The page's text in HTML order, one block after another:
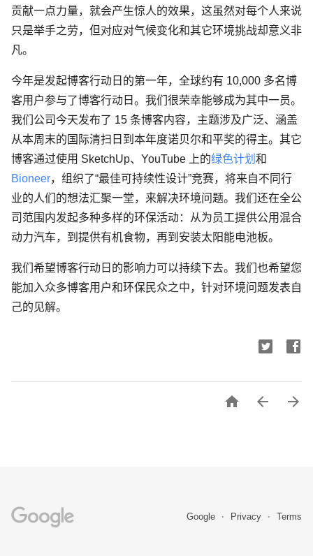
贡献一点力量，就会产生惊人的效果，这虽然对每个人来说
只是举手之劳，但对应对气候变化和其它环境挑战却意义非
凡。
今年是发起博客行动日的第一年，全球约有 10,000 多名博
客用户参与了博客行动日。我们很荣幸能够成为其中一员。
我们公司今天发布了 15 条博客内容，主题涉及广泛、涵盖
从本周末的国际清扫日到本年度诺贝尔和平奖的得主。其它
博客通过使用 SketchUp、YouTube 上的绿色计划 和
Bioneer，组织了“最佳可持续性设计”竞赛，将来自不同行
业的人们的想法汇聚一堂，来解决环境问题。我们还在全公
司范围内发起多种多样的环保活动：从为员工提供公用混合
动力汽车，到提供有机食物，再到安装太阳能电池板。
我们希望博客行动日的影响力可以持续下去。我们也希望您
能加入众多博客用户和环保民众之中，针对环境问题发表自
己的见解。
  
Google Privacy Terms